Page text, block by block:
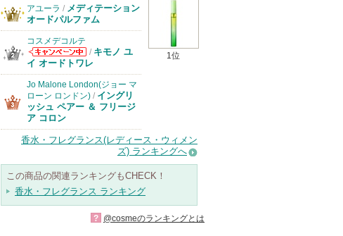
1位
アユーラ / メディテーション
オードパルファム
コスメデコルテ
コスメデコルテ
からのお知らせ
があります
/ キモノ ユ
イ オードトワレ
Jo Malone London(ジョー マ
ローン ロンドン) / イングリ
ッシュ ペアー ＆ フリージ
ア コロン
香水・フレグランス(レディース・ウィメン
ズ) ランキングへ
この商品の関連ランキングもCHECK！
香水・フレグランス ランキング
? @cosmeのランキングとは